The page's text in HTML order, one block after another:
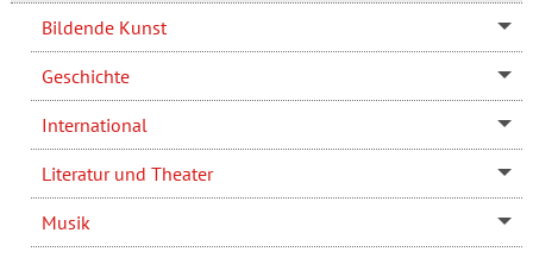
Bildende Kunst
Geschichte
International
Literatur und Theater
Musik